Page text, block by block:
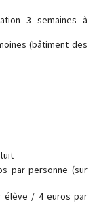
3 semaines à
(bâtiment des
par personne (sur
élève / 4 euros par